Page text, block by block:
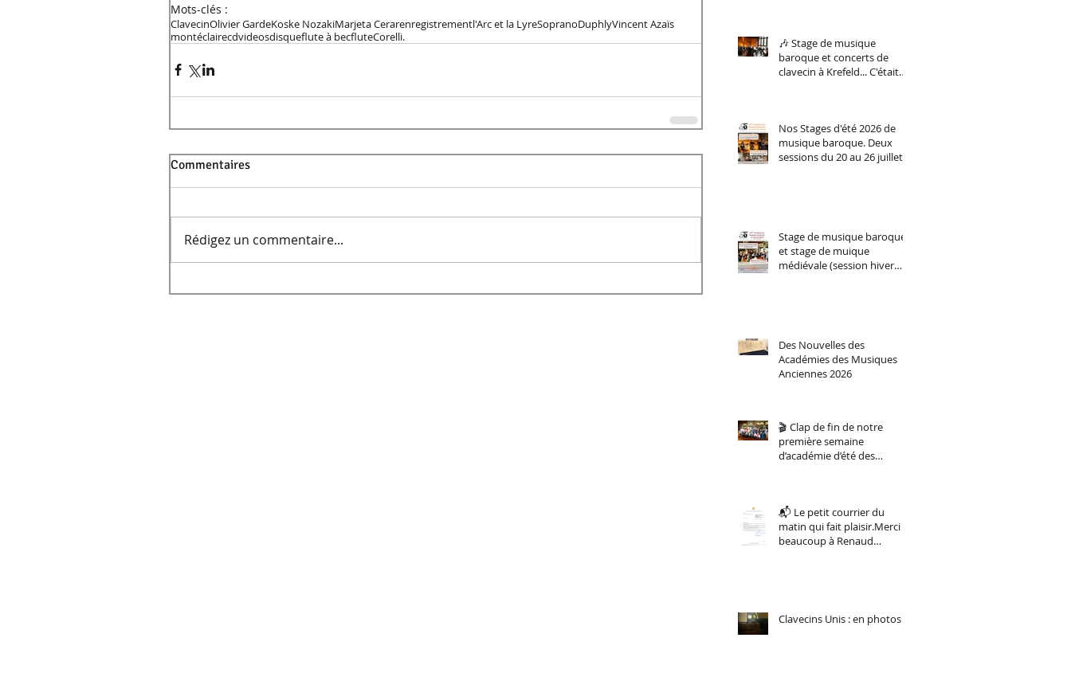
Mots-clés :
ClavecinOlivier GardeKoske NozakiMarjeta Cerarenregistrementl'Arc et la LyreSopranoDuphlyVincent Azaïs
montéclairecdvideosdisqueflute à becfluteCorelli.
Commentaires
Rédigez un commentaire...
🎶 Stage de musique
baroque et concerts de
clavecin à Krefeld... C'était
Nos Stages d'été 2026 de
musique baroque. Deux
sessions du 20 au 26 juillet
Stage de musique baroque
et stage de muique
médiévale (session hiver
Des Nouvelles des
Académies des Musiques
Anciennes 2026
🎬 Clap de fin de notre
première semaine
d’académie d’été des
📬 Le petit courrier du
matin qui fait plaisir.Merci
beaucoup à Renaud
Clavecins Unis : en photos